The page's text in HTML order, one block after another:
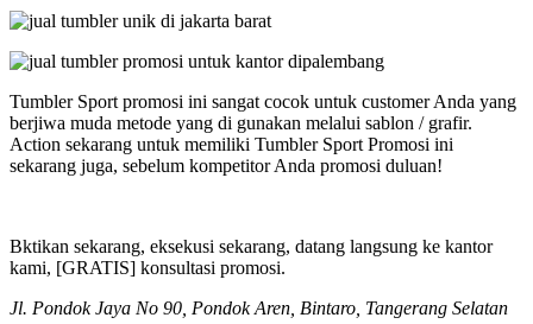
Tumbler Sport promosi ini sangat cocok untuk customer Anda yang
berjiwa muda metode yang di gunakan melalui sablon / grafir.
Action sekarang untuk memiliki Tumbler Sport Promosi ini
sekarang juga, sebelum kompetitor Anda promosi duluan!
Bktikan sekarang, eksekusi sekarang, datang langsung ke kantor
kami, [GRATIS] konsultasi promosi.
Jl. Pondok Jaya No 90, Pondok Aren, Bintaro, Tangerang Selatan